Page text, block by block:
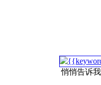
悄悄告诉